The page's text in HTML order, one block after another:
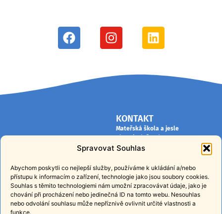
Spravovat Souhlas
Abychom poskytli co nejlepší služby, používáme k ukládání a/nebo
přístupu k informacím o zařízení, technologie jako jsou soubory cookies.
Souhlas s těmito technologiemi nám umožní zpracovávat údaje, jako je
chování při procházení nebo jedinečná ID na tomto webu. Nesouhlas
nebo odvolání souhlasu může nepříznivě ovlivnit určité vlastnosti a
funkce.
KONTAKT
Mateřská škola a jesle
PlayWisely®, z.ú.
Hornomlýnská 1231/7
IČO: 04573374
info@playwisely.cz
+420 724 384 080
INFORMACE
PŘIHLASTE SE K ODBĚRU